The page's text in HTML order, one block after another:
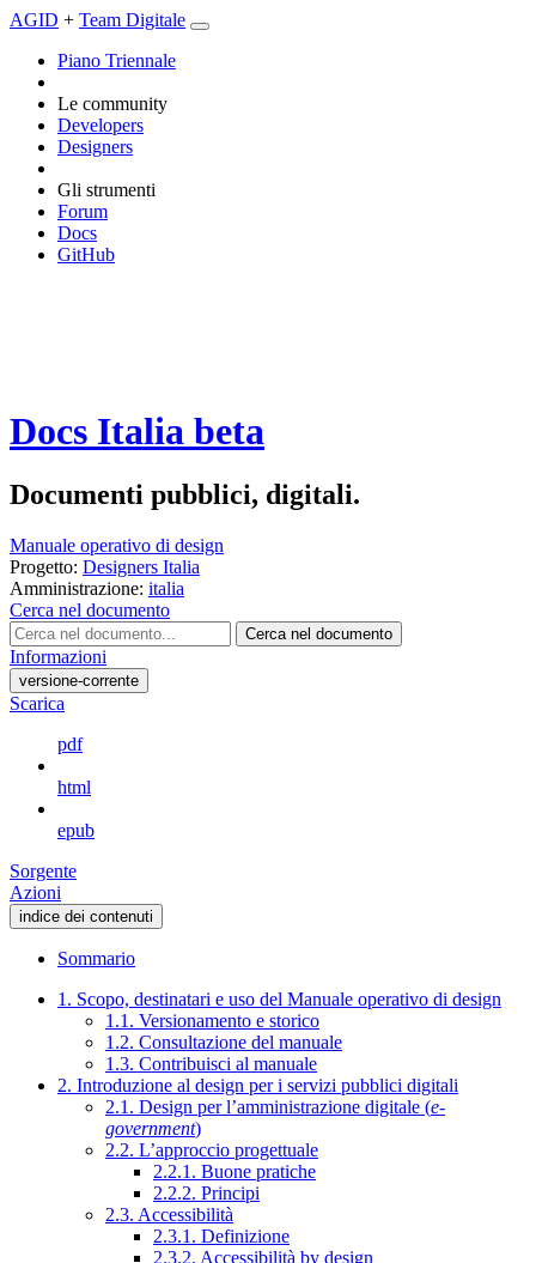
AGID + Team Digitale
Piano Triennale
Le community
Developers
Designers
Gli strumenti
Forum
Docs
GitHub
Docs Italia beta
Documenti pubblici, digitali.
Manuale operativo di design
Progetto: Designers Italia
Amministrazione: italia
Cerca nel documento
Cerca nel documento
Informazioni
versione-corrente
Scarica
pdf
html
epub
Sorgente
Azioni
indice dei contenuti
Sommario
1. Scopo, destinatari e uso del Manuale operativo di design
1.1. Versionamento e storico
1.2. Consultazione del manuale
1.3. Contribuisci al manuale
2. Introduzione al design per i servizi pubblici digitali
2.1. Design per l’amministrazione digitale (e-
government)
2.2. L’approccio progettuale
2.2.1. Buone pratiche
2.2.2. Principi
2.3. Accessibilità
2.3.1. Definizione
2.3.2. Accessibilità by design